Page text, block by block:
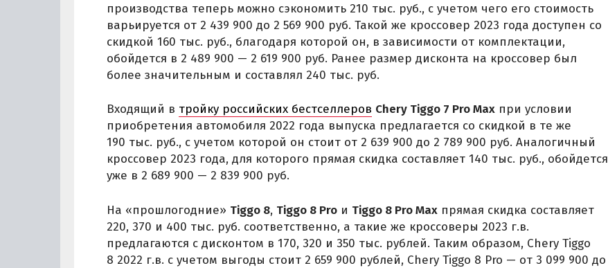
производства теперь можно сэкономить 210 тыс. руб., с учетом чего его стоимость
варьируется от 2 439 900 до 2 569 900 руб. Такой же кроссовер 2023 года доступен со
скидкой 160 тыс. руб., благодаря которой он, в зависимости от комплектации,
обойдется в 2 489 900 — 2 619 900 руб. Ранее размер дисконта на кроссовер был
более значительным и составлял 240 тыс. руб.
Входящий в тройку российских бестселлеров Chery Tiggo 7 Pro Max при условии
приобретения автомобиля 2022 года выпуска предлагается со скидкой в те же
190 тыс. руб., с учетом которой он стоит от 2 639 900 до 2 789 900 руб. Аналогичный
кроссовер 2023 года, для которого прямая скидка составляет 140 тыс. руб., обойдется
уже в 2 689 900 — 2 839 900 руб.
На «прошлогодние» Tiggo 8, Tiggo 8 Pro и Tiggo 8 Pro Max прямая скидка составляет
220, 370 и 400 тыс. руб. соответственно, а такие же кроссоверы 2023 г.в.
предлагаются с дисконтом в 170, 320 и 350 тыс. рублей. Таким образом, Chery Tiggo
8 2022 г.в. с учетом выгоды стоит 2 659 900 рублей, Chery Tiggo 8 Pro — от 3 099 900 до